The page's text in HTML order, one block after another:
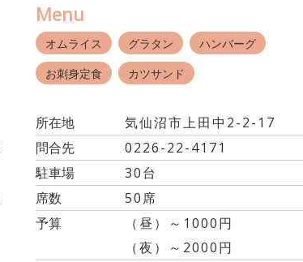
Menu
オムライス グラタン
ハンバーグ
お刺身定食
カツサンド
所在地
気仙沼市上田中2-2-17
問合先
0226-22-4171
駐車場
30台
席数
50席
予算
（昼）～1000円
（夜）～2000円